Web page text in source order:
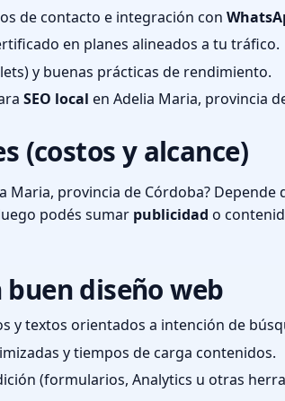
de contacto e integración con
en planes alineados a tu tráfico.
y buenas prácticas de rendimiento.
SEO local en Adelia Maria, provincia
(costos y alcance)
Maria, provincia de Córdoba?
podés sumar publicidad o
diseño web
y textos orientados a intención de
y tiempos de carga contenidos.
(formularios, Analytics u otras